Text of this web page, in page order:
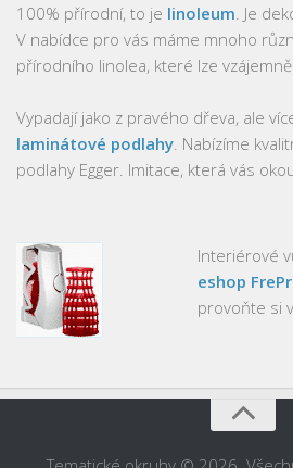
100% přírodní, to je linoleum . Je
V nabídce pro vás máme mnoho
přírodního linolea, které lze
Vypadají jako z pravého dřeva, ale
laminátové podlahy . Nabízíme
podlahy Egger. Imitace, která vás
Interiérové
eshop
provoňte si